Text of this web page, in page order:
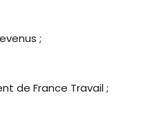
;
de France Travail ;